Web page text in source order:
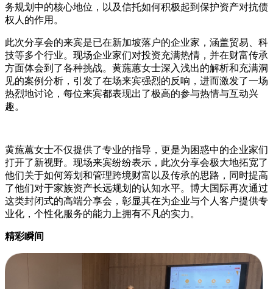
务规划中的核心地位，以及信托如何积极起到保护资产对抗债
权人的作用。
此次分享会的来宾是已在新加坡落户的企业家，涵盖贸易、科
技等多个行业。现场企业家们对投资充满热情，并在财富传承
方面体会到了各种挑战。黄葹蕙女士深入浅出的解析和充满洞
见的案例分析，引发了在场来宾强烈的反响，进而激发了一场
热烈地讨论，每位来宾都表现出了极高的参与热情与互动兴
趣。
黄葹蕙女士不仅提供了专业的指导，更是为困惑中的企业家们
打开了新视野。现场来宾纷纷表示，此次分享会极大地拓宽了
他们关于如何筹划和管理跨境财富以及传承的思路，同时提高
了他们对于家族资产长远规划的认知水平。博大国际再次通过
这类封闭式的高端分享会，彰显其在为企业与个人客户提供专
业化，个性化服务的能力上拥有不凡的实力。
精彩瞬间